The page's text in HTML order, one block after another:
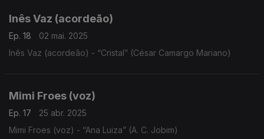
Inês Vaz (acordeão)
Ep. 18
02 mai. 2025
Inês Vaz (acordeão) - “Cristal” (César Camargo Mariano)
Mimi Froes (voz)
Ep. 17
25 abr. 2025
Mimi Froes (voz) - “Ana Luiza” (A. C. Jobim)